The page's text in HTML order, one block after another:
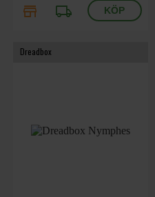
store local_shipping
Dreadbox